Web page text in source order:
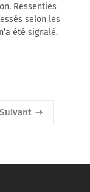
Ressenties
selon les
été signalé.
Suivant